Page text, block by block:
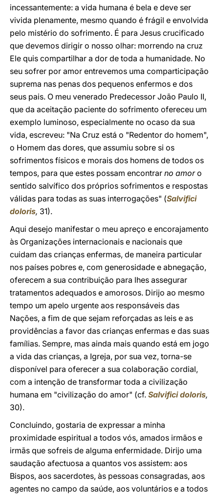
incessantemente: a vida humana é bela e deve ser
vivida plenamente, mesmo quando é frágil e envolvida
pelo mistério do sofrimento. É para Jesus crucificado
que devemos dirigir o nosso olhar: morrendo na cruz
Ele quis compartilhar a dor de toda a humanidade. No
seu sofrer por amor entrevemos uma comparticipação
suprema nas penas dos pequenos enfermos e dos
seus pais. O meu venerado Predecessor João Paulo II,
que da aceitação paciente do sofrimento ofereceu um
exemplo luminoso, especialmente no ocaso da sua
vida, escreveu: "Na Cruz está o "Redentor do homem",
o Homem das dores, que assumiu sobre si os
sofrimentos físicos e morais dos homens de todos os
tempos, para que estes possam encontrar no amoro
sentido salvífico dos próprios sofrimentos e respostas
válidas para todas as suas interrogações" (Salvifici
doloris, 31).
Aqui desejo manifestar o meu apreço e encorajamento
às Organizações internacionais e nacionais que
cuidam das crianças enfermas, de maneira particular
nos países pobres e, com generosidade e abnegação,
oferecem a sua contribuição para lhes assegurar
tratamentos adequados e amorosos. Dirijo ao mesmo
tempo um apelo urgente aos responsáveis das
Nações, a fim de que sejam reforçadas as leis e as
providências a favor das crianças enfermas e das suas
famílias. Sempre, mas ainda mais quando está em jogo
a vida das crianças, a Igreja, por sua vez, torna-se
disponível para oferecer a sua colaboração cordial,
com a intenção de transformar toda a civilização
humana em "civilização do amor" (cf. Salvifici doloris,
30).
Concluindo, gostaria de expressar a minha
proximidade espiritual a todos vós, amados irmãos e
irmãs que sofreis de alguma enfermidade. Dirijo uma
saudação afectuosa a quantos vos assistem: aos
Bispos, aos sacerdotes, às pessoas consagradas, aos
agentes no campo da saúde, aos voluntários e a todos